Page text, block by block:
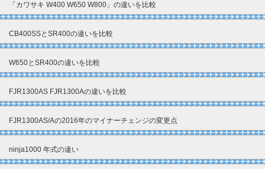
「カワサキ W400 W650 W800」の違いを比較
CB400SSとSR400の違いを比較
W650とSR400の違いを比較
FJR1300AS FJR1300Aの違いを比較
FJR1300AS/Aの2016年のマイナーチェンジの変更点
ninja1000 年式の違い